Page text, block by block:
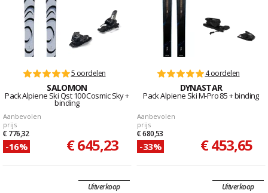
5 oordelen
SALOMON
Pack Alpiene Ski Qst 100 Cosmic Sky +
binding
Aanbevolen
prijs
€ 776,32
-16% € 645,23
4 oordelen
DYNASTAR
Pack Alpiene Ski M-Pro 85 + binding
Aanbevolen
prijs
€ 680,53
-33% € 453,65
Uitverkoop Uitverkoop